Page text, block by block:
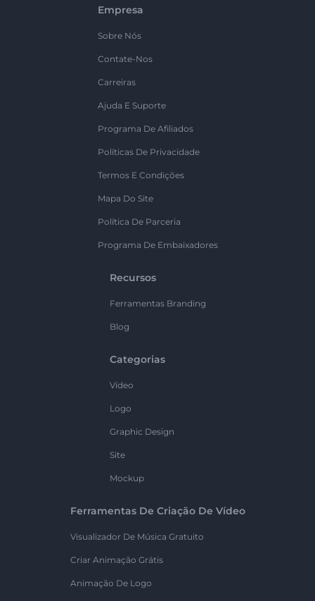
Empresa
Sobre Nós
Contate-Nos
Carreiras
Ajuda E Suporte
Programa De Afiliados
Políticas De Privacidade
Termos E Condições
Mapa Do Site
Política De Parceria
Programa De Embaixadores
Recursos
Ferramentas Branding
Blog
Categorias
Vídeo
Logo
Graphic Design
Site
Mockup
Ferramentas De Criação De Vídeo
Visualizador De Música Gratuito
Criar Animação Grátis
Animação De Logo